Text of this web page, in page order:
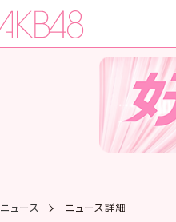
ニュース ニュース詳細